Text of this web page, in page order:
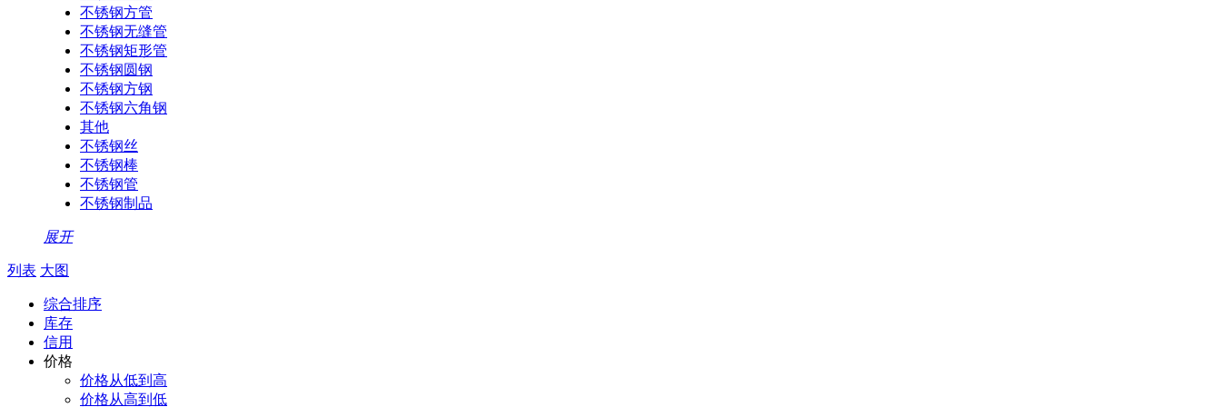
不锈钢方管
不锈钢无缝管
不锈钢矩形管
不锈钢圆钢
不锈钢方钢
不锈钢六角钢
其他
不锈钢丝
不锈钢棒
不锈钢管
不锈钢制品
展开
列表 大图
综合排序
库存
信用
价格
价格从低到高
价格从高到低